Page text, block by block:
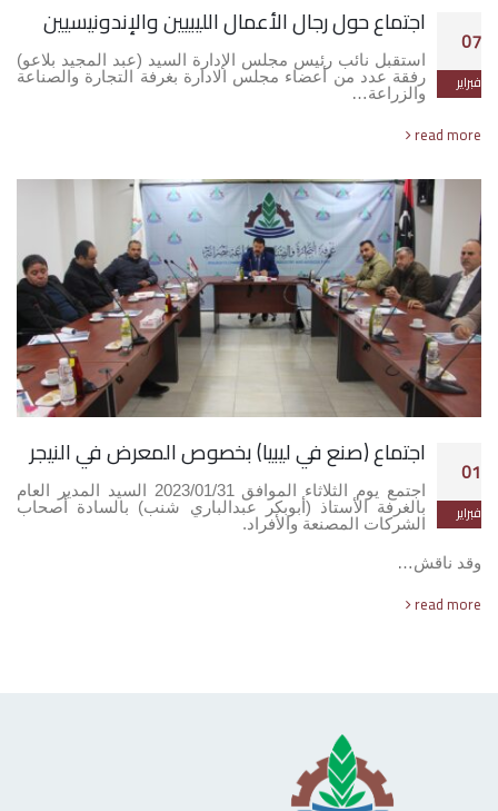
07
فبراير
اجتماع حول رجال الأعمال الليبيين والإندونيسيين
استقبل نائب رئيس مجلس الإدارة السيد (عبد المجيد بلاعو)
رفقة عدد من أعضاء مجلس الادارة بغرفة التجارة والصناعة
والزراعة…
read more
01
فبراير
اجتماع (صنع في ليبيا) بخصوص المعرض في النيجر
اجتمع يوم الثلاثاء الموافق 2023/01/31 السيد المدير العام
بالغرفة الأستاذ (أبوبكر عبدالباري شنب) بالسادة أصحاب
الشركات المصنعة والأفراد.
وقد ناقش…
read more